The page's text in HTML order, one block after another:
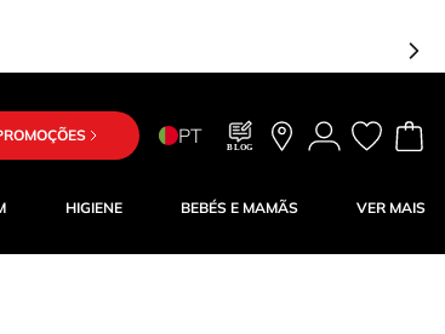
PT BLOG
HIGIENE BEBÉS E MAMÃS VER MAIS